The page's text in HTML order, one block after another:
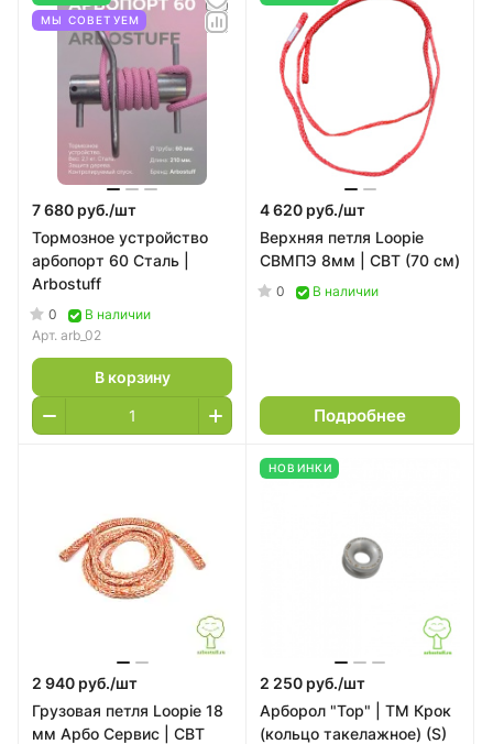
МЫ СОВЕТУЕМ
7 680 руб./шт
Тормозное устройство
арбопорт 60 Сталь |
Arbostuff
0
В наличии
Арт. arb_02
В корзину
4 620 руб./шт
Верхняя петля Loopie
СВМПЭ 8мм | СВТ (70 см)
0 В наличии
Подробнее
2 940 руб./шт
Грузовая петля Loopie 18
мм Арбо Сервис | СВТ
НОВИНКИ
2 250 руб./шт
Арборол "Тор" | ТМ Крок
(кольцо такелажное) (S)